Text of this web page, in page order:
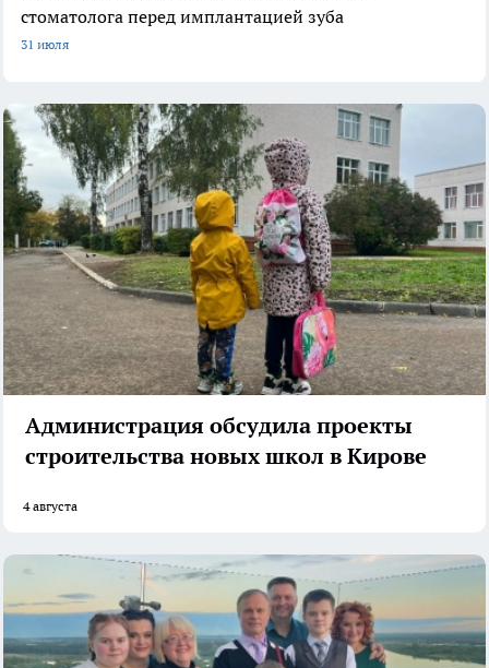
стоматолога перед имплантацией зуба
31 июля
Администрация обсудила проекты
строительства новых школ в Кирове
4 августа